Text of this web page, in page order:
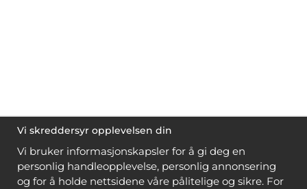
Vi skreddersyr opplevelsen din
Vi bruker informasjonskapsler for å gi deg en
personlig handleopplevelse, personlig annonsering
og for å holde nettsidene våre pålitelige og sikre. For